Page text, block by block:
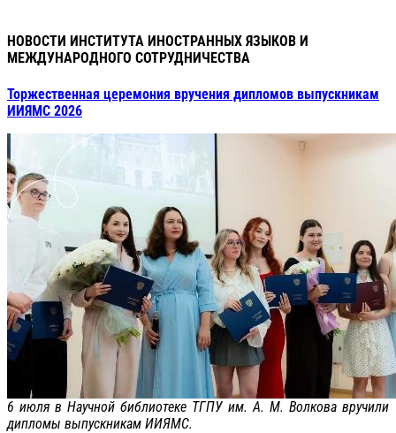
НОВОСТИ ИНСТИТУТА ИНОСТРАННЫХ ЯЗЫКОВ И
МЕЖДУНАРОДНОГО СОТРУДНИЧЕСТВА
Торжественная церемония вручения дипломов выпускникам
ИИЯМС 2026
6 июля в Научной библиотеке ТГПУ им. А. М. Волкова вручили
дипломы выпускникам ИИЯМС.